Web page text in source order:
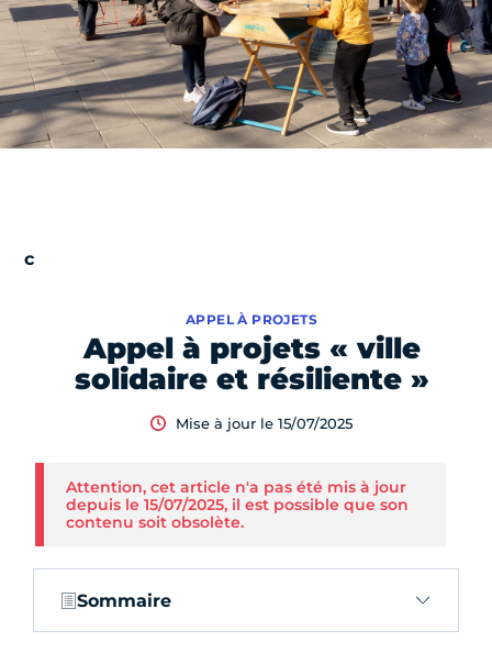
Appel à projets « ville
solidaire et résiliente »
APPEL À PROJETS
Mise à jour le 15/07/2025
Attention, cet article n'a pas été mis à jour
depuis le 15/07/2025, il est possible que son
contenu soit obsolète.
Sommaire